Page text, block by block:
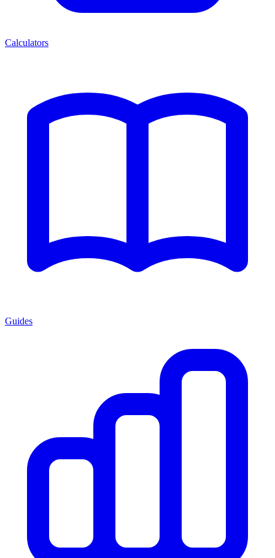
Calculators
Guides